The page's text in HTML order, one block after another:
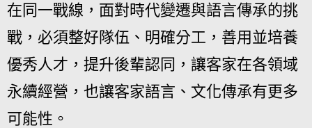
在同一戰線，面對時代變遷與語言傳承的挑
戰，必須整好隊伍、明確分工，善用並培養
優秀人才，提升後輩認同，讓客家在各領域
永續經營，也讓客家語言、文化傳承有更多
可能性。